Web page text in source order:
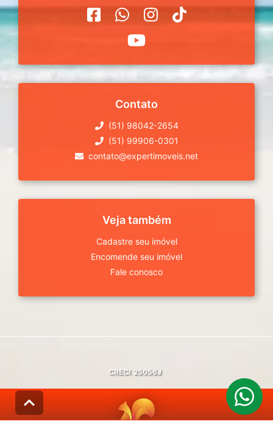
Contato
(51) 98042-2654
(51) 99906-0301
contato@expertimoveis.net
Veja também
Cadastre seu imóvel
Encomende seu imóvel
Fale conosco
CRECI 25056J